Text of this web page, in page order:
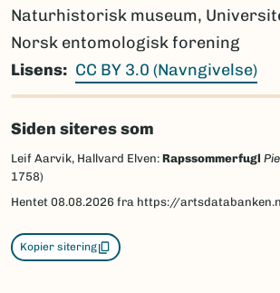
Naturhistorisk museum,
Norsk entomologisk forening
Lisens
CC BY 3.0 (Navngivelse)
Siden siteres som
Leif Aarvik, Hallvard Elven: Rapssommerfugl
1758)
Hentet 08.08.2026 fra https://artsdatabanken.no/arter/
Kopier sitering